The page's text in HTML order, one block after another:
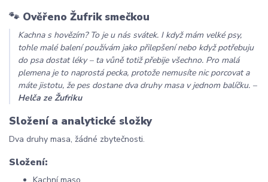
🐾 Ověřeno Žufrik smečkou
Kachna s hovězím? To je u nás svátek. I když mám velké psy,
tohle malé balení používám jako přilepšení nebo když potřebuju
do psa dostat léky – ta vůně totiž přebije všechno. Pro malá
plemena je to naprostá pecka, protože nemusíte nic porcovat a
máte jistotu, že pes dostane dva druhy masa v jednom balíčku. –
Helča ze Žufriku
Složení a analytické složky
Dva druhy masa, žádné zbytečnosti.
Složení: